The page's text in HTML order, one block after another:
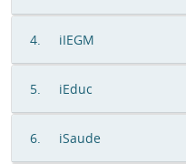
4. iIEGM
5. iEduc
6. iSaude